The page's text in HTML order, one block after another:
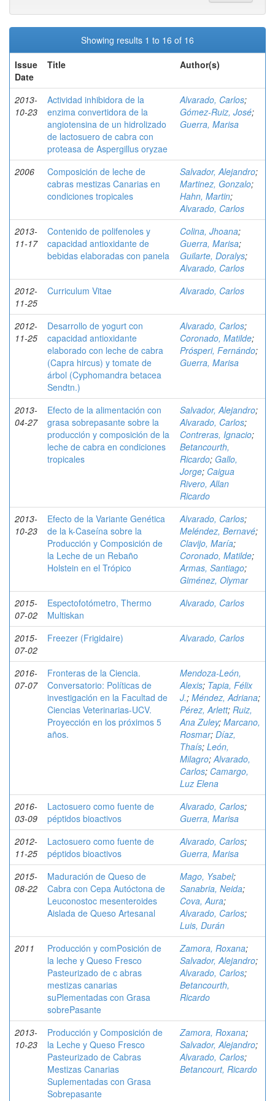
Showing results 1 to 16 of 16
Issue
Date
Title Author(s)
2013-
10-23
Actividad inhibidora de la
enzima convertidora de la
angiotensina de un hidrolizado
de lactosuero de cabra con
proteasa de Aspergillus oryzae
Alvarado, Carlos;
Gómez-Ruiz, José;
Guerra, Marisa
2006
Composición de leche de
cabras mestizas Canarias en
condiciones tropicales
Salvador, Alejandro;
Martinez, Gonzalo;
Hahn, Martin;
Alvarado, Carlos
2013-
11-17
Contenido de polifenoles y
capacidad antioxidante de
bebidas elaboradas con panela
Colina, Jhoana;
Guerra, Marisa;
Guilarte, Doralys;
Alvarado, Carlos
2012-
11-25
Curriculum Vitae Alvarado, Carlos
2012-
11-25
Desarrollo de yogurt con
capacidad antioxidante
elaborado con leche de cabra
(Capra hircus) y tomate de
árbol (Cyphomandra betacea
Sendtn.)
Alvarado, Carlos;
Coronado, Matilde;
Prósperi, Fernándo;
Guerra, Marisa
2013-
04-27
Efecto de la alimentación con
grasa sobrepasante sobre la
producción y composición de la
leche de cabra en condiciones
tropicales
Salvador, Alejandro;
Alvarado, Carlos;
Contreras, Ignacio;
Betancourth,
Ricardo; Gallo,
Jorge; Caigua
Rivero, Allan
Ricardo
2013-
10-23
Efecto de la Variante Genética
de la k-Caseína sobre la
Producción y Composición de
la Leche de un Rebaño
Holstein en el Trópico
Alvarado, Carlos;
Meléndez, Bernavé;
Clavijo, María;
Coronado, Matilde;
Armas, Santiago;
Giménez, Olymar
2015-
07-02
Espectofotómetro, Thermo
Multiskan
Alvarado, Carlos
2015-
07-02
Freezer (Frigidaire) Alvarado, Carlos
2016-
07-07
Fronteras de la Ciencia.
Conversatorio: Políticas de
investigación en la Facultad de
Ciencias Veterinarias-UCV.
Proyección en los próximos 5
años.
Mendoza-León,
Alexis; Tapia, Félix
J.; Méndez, Adriana;
Pérez, Arlett; Ruiz,
Ana Zuley; Marcano,
Rosmar; Díaz,
Thaís; León,
Milagro;Alvarado,
Carlos; Camargo,
Luz Elena
2016-
03-09
Lactosuero como fuente de
péptidos bioactivos
Alvarado, Carlos;
Guerra, Marisa
2012-
11-25
Lactosuero como fuente de
péptidos bioactivos
Alvarado, Carlos;
Guerra, Marisa
2015-
08-22
Maduración de Queso de
Cabra con Cepa Autóctona de
Leuconostoc mesenteroides
Aislada de Queso Artesanal
Mago, Ysabel;
Sanabria, Neida;
Cova, Aura;
Alvarado, Carlos;
Luis, Durán
2011
Producción y comPosición de
la leche y Queso Fresco
Pasteurizado de c abras
mestizas canarias
suPlementadas con Grasa
sobrePasante
Zamora, Roxana;
Salvador, Alejandro;
Alvarado, Carlos;
Betancourth,
Ricardo
2013-
10-23
Producción y Composición de
la Leche y Queso Fresco
Pasteurizado de Cabras
Mestizas Canarias
Suplementadas con Grasa
Sobrepasante
Zamora, Roxana;
Salvador, Alejandro;
Alvarado, Carlos;
Betancourt, Ricardo